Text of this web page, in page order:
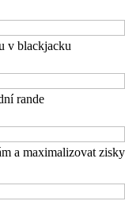
v blackjacku
rande
a maximalizovat zisky